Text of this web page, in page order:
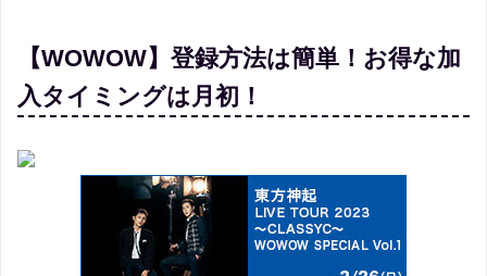
【WOWOW】登録方法は簡単！お得な加
入タイミングは月初！